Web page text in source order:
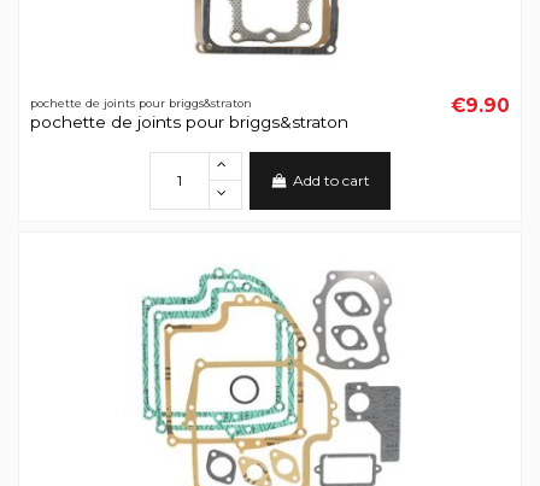
pochette de joints pour briggs&straton
pochette de joints pour briggs&straton
€9.90
Add to cart